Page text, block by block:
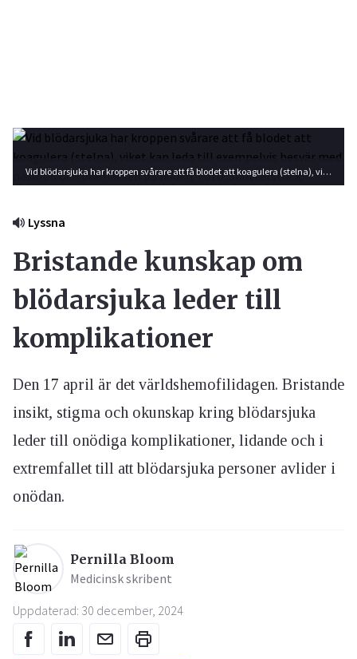
Vid blödarsjuka har kroppen svårare att få blodet att koagulera (stelna), viket kan leda till exempelvis besvär med näsblod och blåmärken på huden. Foto: Shutterstock
Lyssna
Bristande kunskap om
blödarsjuka leder till
komplikationer
Den 17 april är det världshemofilidagen. Bristande
insikt, stigma och okunskap kring blödarsjuka
leder till onödiga komplikationer, lidande och i
extremfallet till att blödarsjuka personer avlider i
onödan.
Pernilla Bloom
Medicinsk skribent
Uppdaterad: 30 december, 2024